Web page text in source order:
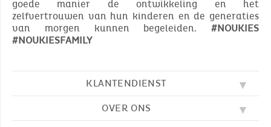
goede manier de ontwikkeling en het
zelfvertrouwen van hun kinderen en de generaties
van morgen kunnen begeleiden. #NOUKIES
#NOUKIESFAMILY
KLANTENDIENST
FAQ
OVER ONS